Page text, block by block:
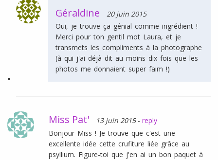
Géraldine
20 juin 2015
Oui, je trouve ça génial comme ingrédient !
Merci pour ton gentil mot Laura, et je
transmets les compliments à la photographe
(à qui j'ai déjà dit au moins dix fois que les
photos me donnaient super faim !)
Miss Pat' 13 juin 2015 - reply
Bonjour Miss ! Je trouve que c'est une
excellente idée cette crufiture liée grâce au
psyllium. Figure-toi que j'en ai un bon paquet à